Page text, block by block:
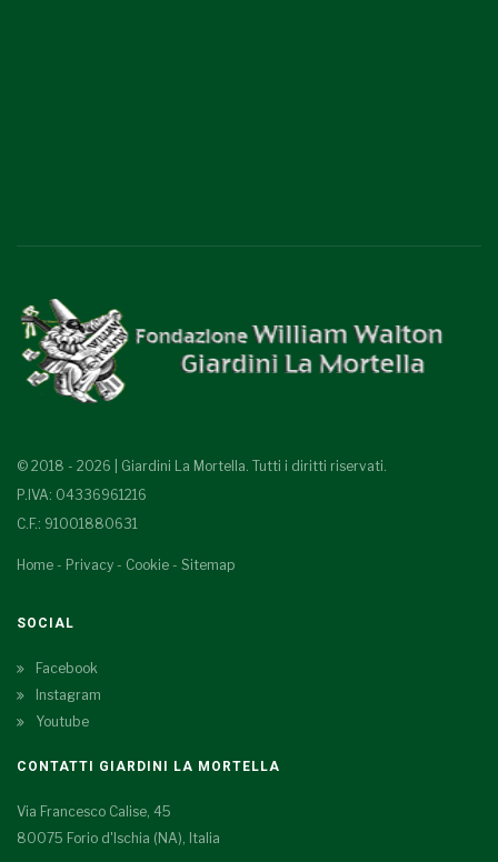
© 2018 - 2026 | Giardini La Mortella. Tutti i diritti riservati.
P.IVA: 04336961216
C.F.: 91001880631
Home - Privacy - Cookie - Sitemap
SOCIAL
Facebook
Instagram
Youtube
CONTATTI GIARDINI LA MORTELLA
Via Francesco Calise, 45
80075 Forio d'Ischia (NA), Italia